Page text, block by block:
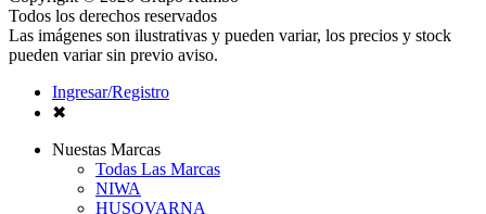
Todos los derechos reservados
Las imágenes son ilustrativas y pueden variar, los precios y stock
pueden variar sin previo aviso.
Ingresar/Registro
✖
Nuestas Marcas
Todas Las Marcas
NIWA
HUSQVARNA